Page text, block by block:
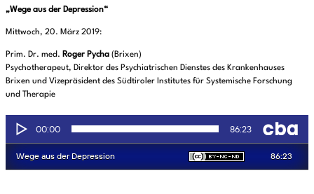
„Wege aus der Depression“
Mittwoch, 20. März 2019:
Prim. Dr. med. Roger Pycha (Brixen)
Psychotherapeut, Direktor des Psychiatrischen Dienstes des Krankenhauses
Brixen und Vizepräsident des Südtiroler Institutes für Systemische Forschung
und Therapie